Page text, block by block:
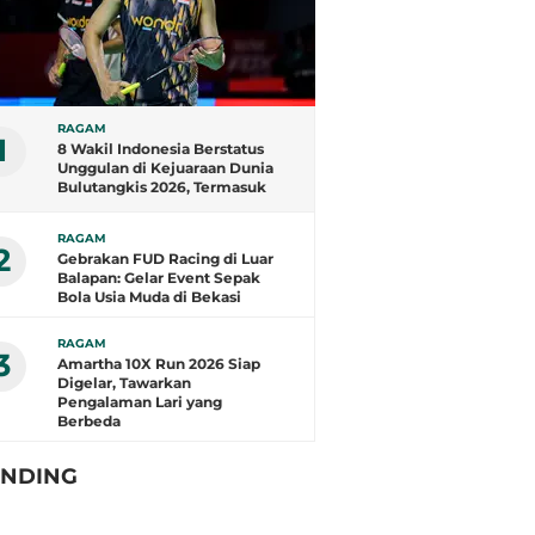
RAGAM
8 Wakil Indonesia Berstatus
Unggulan di Kejuaraan Dunia
Bulutangkis 2026, Termasuk
RAGAM
Gebrakan FUD Racing di Luar
Balapan: Gelar Event Sepak
Bola Usia Muda di Bekasi
RAGAM
Amartha 10X Run 2026 Siap
Digelar, Tawarkan
Pengalaman Lari yang
Berbeda